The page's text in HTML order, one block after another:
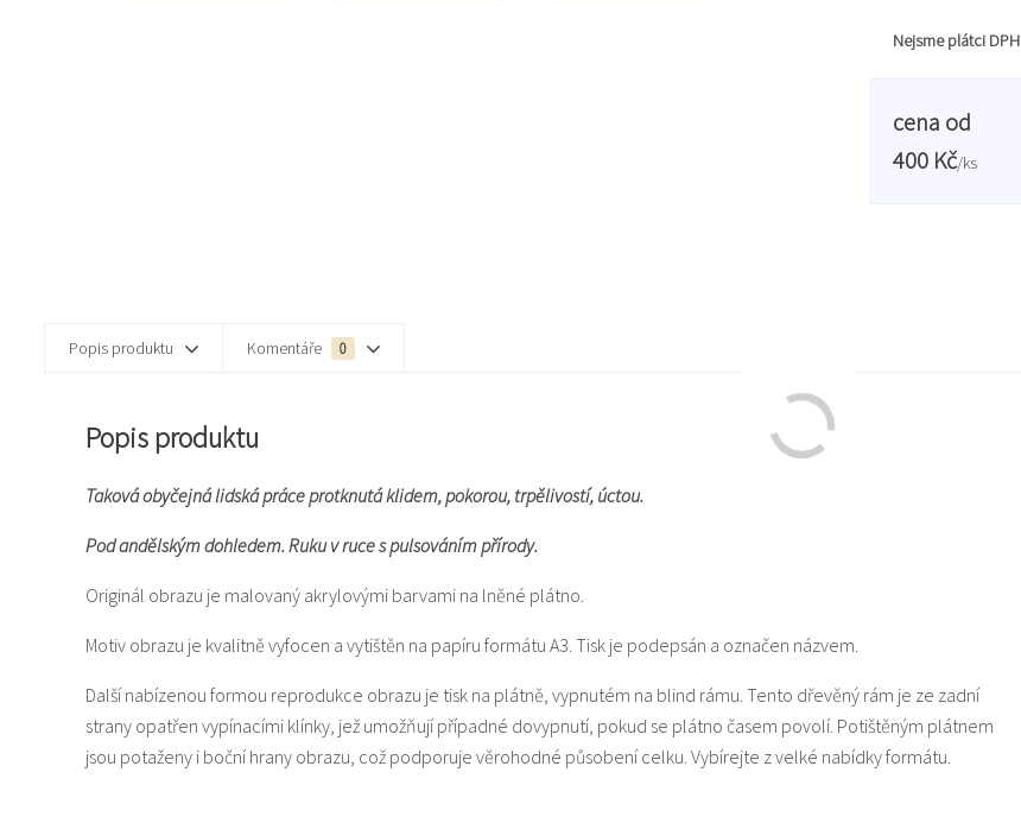
Nejsme plátci DPH
cena od
400 Kč/ks
Popis produktu Komentáře 0
Popis produktu
Taková obyčejná lidská práce protknutá klidem, pokorou, trpělivostí, úctou.
Pod andělským dohledem. Ruku v ruce s pulsováním přírody.
Originál obrazu je malovaný akrylovými barvami na lněné plátno.
Motiv obrazu je kvalitně vyfocen a vytištěn na papíru formátu A3. Tisk je podepsán a označen názvem.
Další nabízenou formou reprodukce obrazu je tisk na plátně, vypnutém na blind rámu. Tento dřevěný rám je ze zadní
strany opatřen vypínacími klínky, jež umožňují případné dovypnutí, pokud se plátno časem povolí. Potištěným plátnem
jsou potaženy i boční hrany obrazu, což podporuje věrohodné působení celku. Vybírejte z velké nabídky formátu.